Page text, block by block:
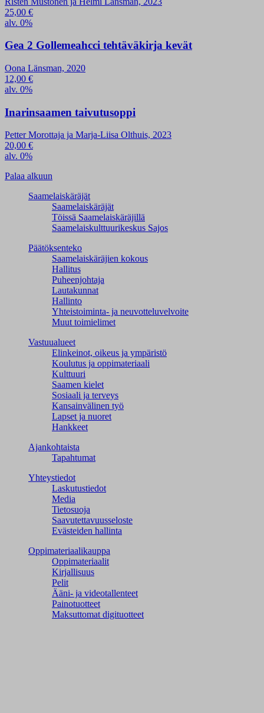
25,00 €
alv. 0%
Gea 2 Gollemeahcci tehtäväkirja kevät
Oona Länsman, 2020
12,00 €
alv. 0%
Inarinsaamen taivutusoppi
Petter Morottaja ja Marja-Liisa Olthuis, 2023
20,00 €
alv. 0%
Palaa alkuun
Saamelaiskäräjät
Saamelaiskäräjät
Töissä Saamelaiskäräjillä
Saamelaiskulttuuri­keskus Sajos
Päätöksenteko
Saamelaiskäräjien kokous
Hallitus
Puheenjohtaja
Lautakunnat
Hallinto
Yhteistoiminta- ja neuvotteluvelvoite
Muut toimielimet
Vastuualueet
Elinkeinot, oikeus ja ympäristö
Koulutus ja oppimateriaali
Kulttuuri
Saamen kielet
Sosiaali ja terveys
Kansainvälinen työ
Lapset ja nuoret
Hankkeet
Ajankohtaista
Tapahtumat
Yhteystiedot
Laskutustiedot
Media
Tietosuoja
Saavutettavuusseloste
Evästeiden hallinta
Oppimateriaalikauppa
Oppimateriaalit
Kirjallisuus
Pelit
Ääni- ja videotallenteet
Painotuotteet
Maksuttomat digituotteet